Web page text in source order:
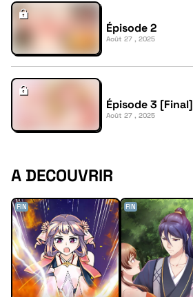
Épisode 2
Août 27 , 2025
Épisode 3 [Final]
Août 27 , 2025
A DECOUVRIR
FIN FIN